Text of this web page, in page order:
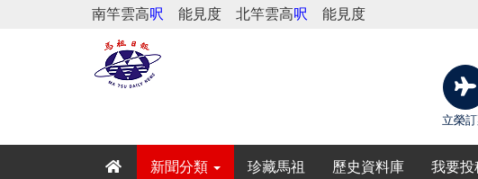
南竿雲高呎 能見度 北竿雲高呎 能見度
立榮
新聞分類 珍藏馬祖 歷史資料庫 我要投